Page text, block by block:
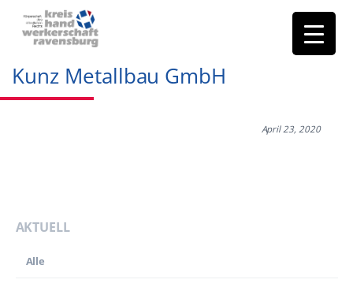
Kunz Metallbau GmbH
April 23, 2020
AKTUELL
Alle